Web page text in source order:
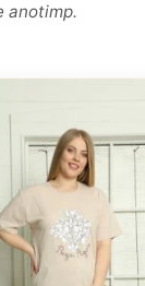
anotimp.